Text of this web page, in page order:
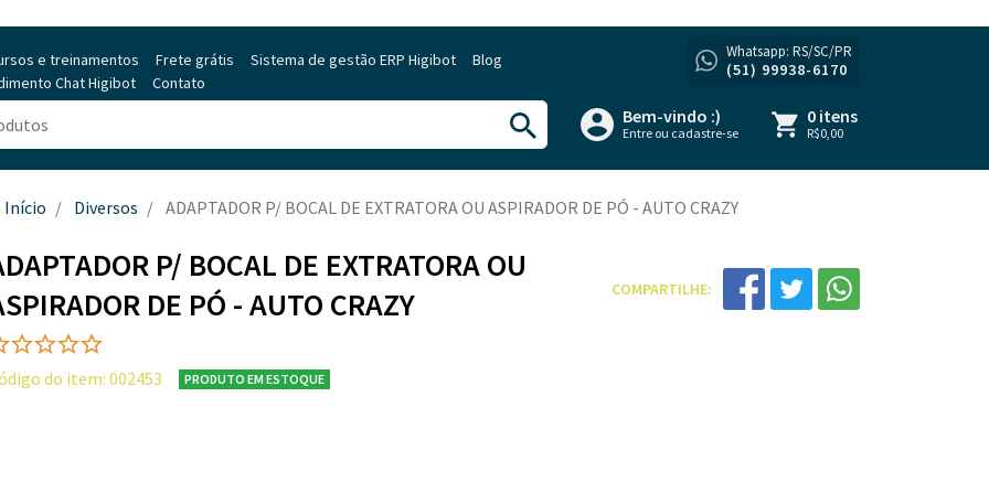
e treinamentos Frete grátis Sistema de gestão ERP Higibot
Blog
Chat Higibot
Contato
Whatsapp: RS/SC/PR
(51) 99938-6170
Bem-vindo :)
Entre ou cadastre-se
0 itens
R$0,00
Início Diversos ADAPTADOR P/ BOCAL DE EXTRATORA OU ASPIRADOR DE PÓ - AUTO CRAZY
P/ BOCAL DE EXTRATORA OU
DE PÓ - AUTO CRAZY
COMPARTILHE:
do item: 002453 PRODUTO EM ESTOQUE